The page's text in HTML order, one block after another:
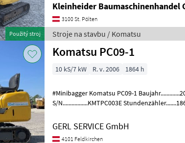
Použitý stroj
Kleinheider Baumaschinenhandel
3100 St. Pölten
Stroje na stavbu / Komatsu
Komatsu PC09-1
10 kS/7 kW R. v. 2006 1864 h
#Minibagger Komatsu PC09-1
S/N.................KMTPC003E Stundenzähler.......1864 Motor...............6, 5 kW,
GERL SERVICE GmbH
4101 Feldkirchen